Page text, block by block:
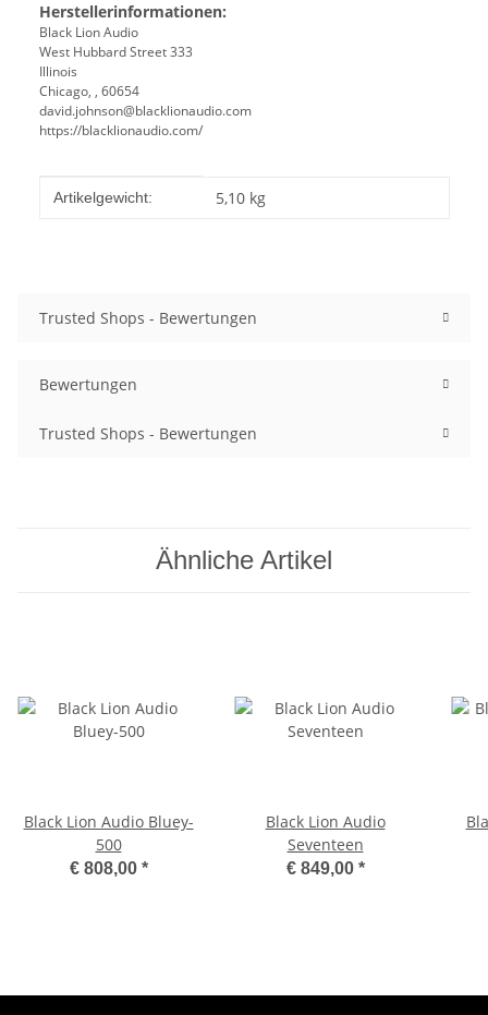
Herstellerinformationen:
Black Lion Audio
West Hubbard Street 333
Illinois
Chicago, , 60654
david.johnson@blacklionaudio.com
https://blacklionaudio.com/
Produkteigenschaft
Wert
Artikelgewicht: 5,10 kg
Trusted Shops - Bewertungen
Bewertungen
Trusted Shops - Bewertungen
Ähnliche Artikel
Black Lion Audio Bluey-
500
€ 808,00 *
Black Lion Audio
Seventeen
€ 849,00 *